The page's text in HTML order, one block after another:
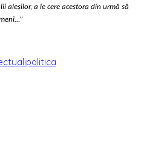
aleșilor, a le cere acestora din urmă să
politica